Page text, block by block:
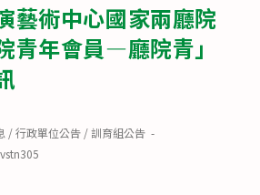
藝術中心國家兩廳院
青年會員—廳院青」
/行政單位公告 /訓育組公告